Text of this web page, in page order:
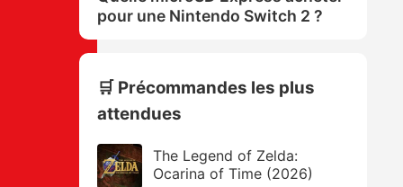
pour une Nintendo Switch 2 ?
🛒 Précommandes les plus
attendues
The Legend of Zelda:
Ocarina of Time (2026)